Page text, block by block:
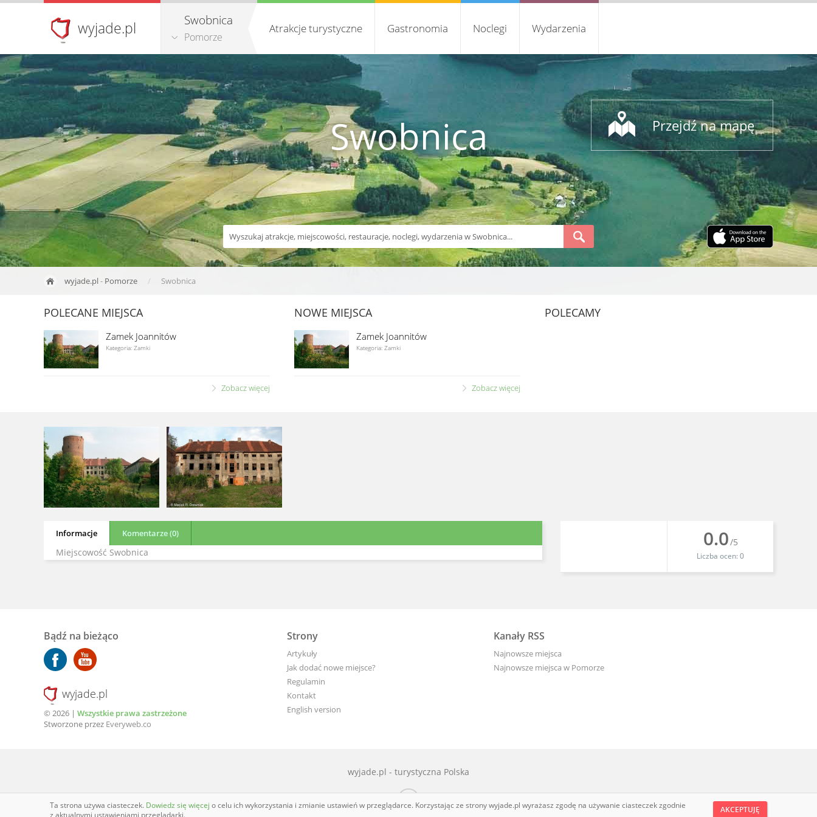
wyjade.pl Swobnica
Pomorze
Atrakcje turystyczne Gastronomia Noclegi Wydarzenia
Swobnica Przejdź na mapę
wyjade.pl- Pomorze Swobnica
POLECANE MIEJSCA
Zamek Joannitów
Kategoria: Zamki
Zobacz więcej
NOWE MIEJSCA
Zamek Joannitów
Kategoria: Zamki
Zobacz więcej
POLECAMY
Informacje Komentarze (0)
Miejscowość Swobnica
0.0/5
Liczba ocen: 0
Bądź na bieżąco
wyjade.pl
© 2026 | Wszystkie prawa zastrzeżone
Stworzone przez Everyweb.co
Strony
Artykuły
Jak dodać nowe miejsce?
Regulamin
Kontakt
English version
Kanały RSS
Najnowsze miejsca
Najnowsze miejsca w Pomorze
wyjade.pl - turystyczna Polska
AKCEPTUJĘ
Ta strona używa ciasteczek. Dowiedz się więcej o celu ich wykorzystania i zmianie ustawień w przeglądarce. Korzystając ze strony wyjade.pl wyrażasz zgodę na używanie ciasteczek zgodnie
z aktualnymi ustawieniami przeglądarki.